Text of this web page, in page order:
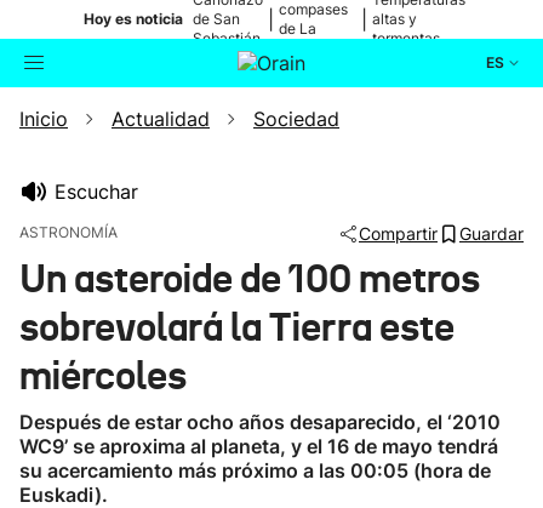
Hoy es noticia de San
Sebastián
compases
de La
altas y
tormentas
ES
Buscador Actualidad
Ikusmiran
Inicio Actualidad Sociedad
Escuchar
ASTRONOMÍA Compartir Guardar
Un asteroide de 100 metros
sobrevolará la Tierra este
miércoles
Después de estar ocho años desaparecido, el ‘2010
WC9’ se aproxima al planeta, y el 16 de mayo tendrá
su acercamiento más próximo a las 00:05 (hora de
Euskadi).